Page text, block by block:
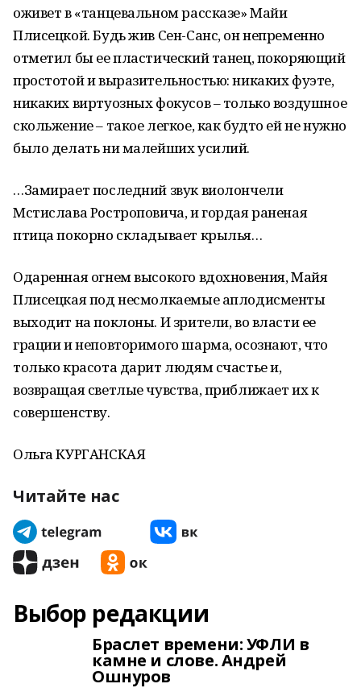
оживет в «танцевальном рассказе» Майи
Плисецкой. Будь жив Сен-Санс, он непременно
отметил бы ее пластический танец, покоряющий
простотой и выразительностью: никаких фуэте,
никаких виртуозных фокусов – только воздушное
скольжение – такое легкое, как будто ей не нужно
было делать ни малейших усилий.
…Замирает последний звук виолончели
Мстислава Ростроповича, и гордая раненая
птица покорно складывает крылья…
Одаренная огнем высокого вдохновения, Майя
Плисецкая под несмолкаемые аплодисменты
выходит на поклоны. И зрители, во власти ее
грации и неповторимого шарма, осознают, что
только красота дарит людям счастье и,
возвращая светлые чувства, приближает их к
совершенству.
Ольга КУРГАНСКАЯ
Читайте нас
Выбор редакции
Браслет времени: УФЛИ в
камне и слове. Андрей
Ошнуров